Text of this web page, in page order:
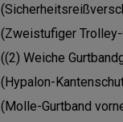
(Zweistufiger
((2) Weiche
(Hypalon-
(Molle-Gurtband